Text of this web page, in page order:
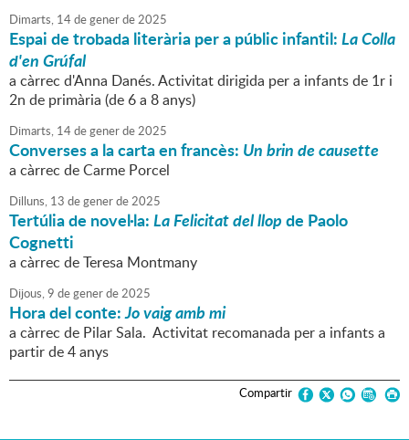
Dimarts, 14degenerde2025
Espai de trobada literària per a públic infantil:La Colla
d'en Grúfal
a càrrec d'Anna Danés. Activitat dirigida per a infants de 1r i
2n de primària (de 6 a 8 anys)
Dimarts, 14degenerde2025
Converses a la carta en francès: Un brin de causette
a càrrec de Carme Porcel
Dilluns, 13 degenerde2025
Tertúlia de novel·la:La Felicitat del llopde Paolo
Cognetti
a càrrec de Teresa Montmany
Dijous,9 degenerde2025
Hora del conte:Jo vaig amb mi
a càrrec de Pilar Sala. Activitat recomanada per a infants a
partir de 4 anys
Compartir